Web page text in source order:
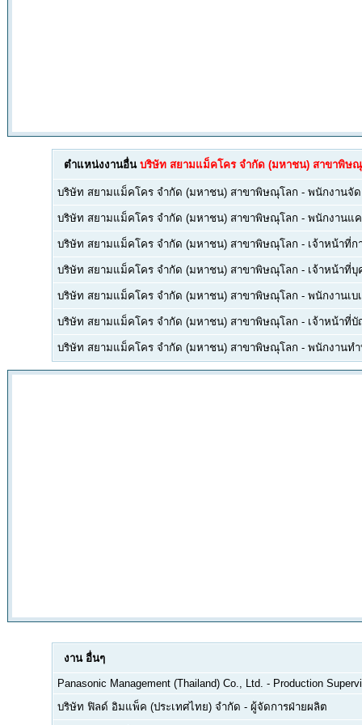
ตำแหน่งงานอื่น บริษัท สยามแม็คโคร จำกัด (มหาชน) สาขาพิษ
บริษัท สยามแม็คโคร จำกัด (มหาชน) สาขาพิษณุโลก - พนักงานจัด
บริษัท สยามแม็คโคร จำกัด (มหาชน) สาขาพิษณุโลก - พนักงานแ
บริษัท สยามแม็คโคร จำกัด (มหาชน) สาขาพิษณุโลก - เจ้าหน้าที่ก
บริษัท สยามแม็คโคร จำกัด (มหาชน) สาขาพิษณุโลก - เจ้าหน้าที่บุ
บริษัท สยามแม็คโคร จำกัด (มหาชน) สาขาพิษณุโลก - พนักงานเบ
บริษัท สยามแม็คโคร จำกัด (มหาชน) สาขาพิษณุโลก - เจ้าหน้าที่
บริษัท สยามแม็คโคร จำกัด (มหาชน) สาขาพิษณุโลก - พนักงานท
งาน อื่นๆ
Panasonic Management (Thailand) Co., Ltd. - Production
บริษัท ฟิลด์ อิมแพ็ค (ประเทศไทย) จำกัด - ผู้จัดการฝ่ายผลิต